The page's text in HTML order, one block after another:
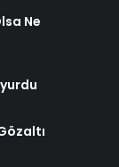
Ne